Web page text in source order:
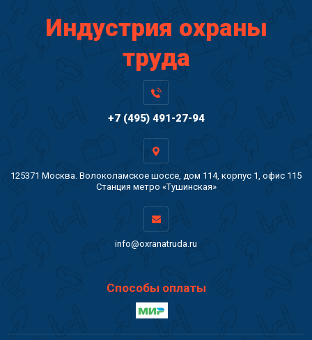
Индустрия охраны
труда
+7 (495) 491-27-94
125371 Москва. Волоколамское шоссе, дом 114, корпус 1, офис 115
Станция метро «Тушинская»
info@oxranatruda.ru
Способы оплаты